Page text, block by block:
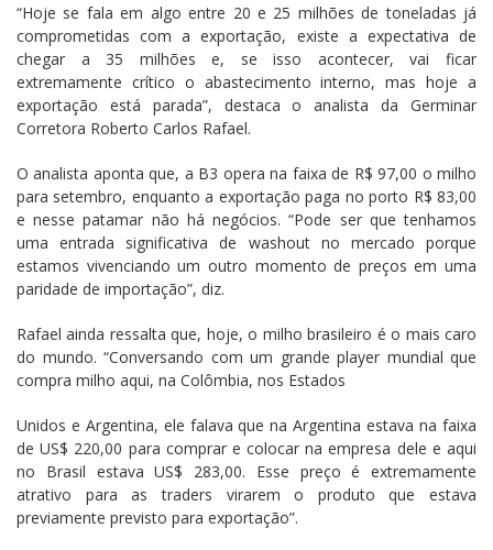
“Hoje se fala em algo entre 20 e 25 milhões de toneladas já
comprometidas com a exportação, existe a expectativa de
chegar a 35 milhões e, se isso acontecer, vai ficar
extremamente crítico o abastecimento interno, mas hoje a
exportação está parada”, destaca o analista da Germinar
Corretora Roberto Carlos Rafael.
O analista aponta que, a B3 opera na faixa de R$ 97,00 o milho
para setembro, enquanto a exportação paga no porto R$ 83,00
e nesse patamar não há negócios. “Pode ser que tenhamos
uma entrada significativa de washout no mercado porque
estamos vivenciando um outro momento de preços em uma
paridade de importação”, diz.
Rafael ainda ressalta que, hoje, o milho brasileiro é o mais caro
do mundo. “Conversando com um grande player mundial que
compra milho aqui, na Colômbia, nos Estados
Unidos e Argentina, ele falava que na Argentina estava na faixa
de US$ 220,00 para comprar e colocar na empresa dele e aqui
no Brasil estava US$ 283,00. Esse preço é extremamente
atrativo para as traders virarem o produto que estava
previamente previsto para exportação”.